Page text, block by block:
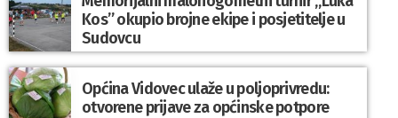
Kos” okupio brojne ekipe i posjetitelje u
Sudovcu
Općina Vidovec ulaže u poljoprivredu:
otvorene prijave za općinske potpore